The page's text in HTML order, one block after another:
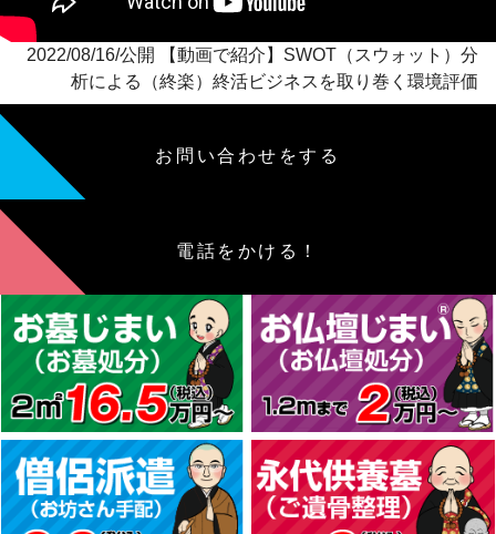
2022/08/16/公開 【動画で紹介】SWOT（スウォット）分
析による（終楽）終活ビジネスを取り巻く環境評価
お問い合わせをする
電話をかける！